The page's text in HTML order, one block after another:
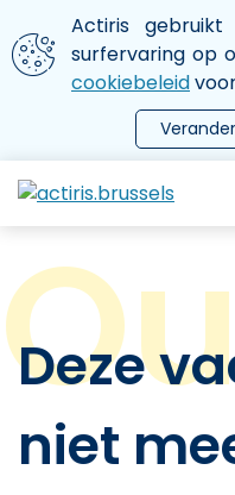
Aller au contenu principal
We gebruiken cookies
Actiris
surfervaring op
cookiebeleid
le menu
Deze
niet